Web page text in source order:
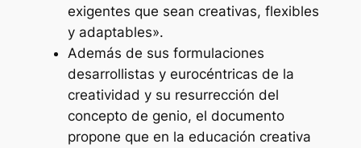
exigentes que sean creativas, flexibles
y adaptables».
Además de sus formulaciones
desarrollistas y eurocéntricas de la
creatividad y su resurrección del
concepto de genio, el documento
propone que en la educación creativa